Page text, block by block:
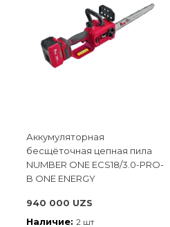
Аккумуляторная
бесщёточная цепная пила
NUMBER ONE ECS18/3.0-PRO-
B ONE ENERGY
940 000 UZS
Наличие: 2 шт